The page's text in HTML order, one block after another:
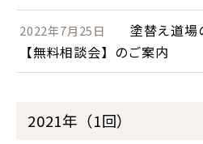
2022年7月25日
塗替え道場
【無料相談会】のご案内
2021年（1回）